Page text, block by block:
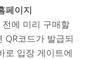
페이지
에 미리 구매할
QR코드가 발급되
로 입장 게이트에